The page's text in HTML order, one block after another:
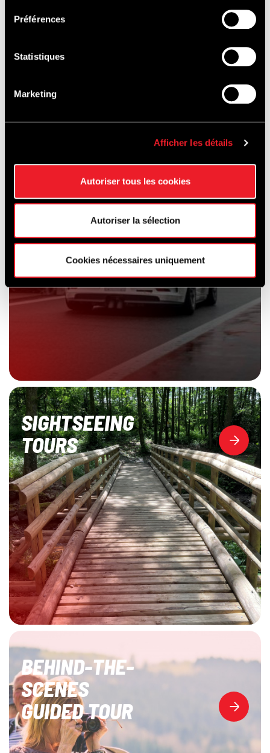
Préférences
Statistiques
Marketing
Afficher les détails
Autoriser tous les cookies
Autoriser la sélection
Cookies nécessaires uniquement
SCHOOLING
& CAR HIRE
SIGHTSEEING
TOURS
BEHIND-THE-
SCENES
GUIDED TOUR